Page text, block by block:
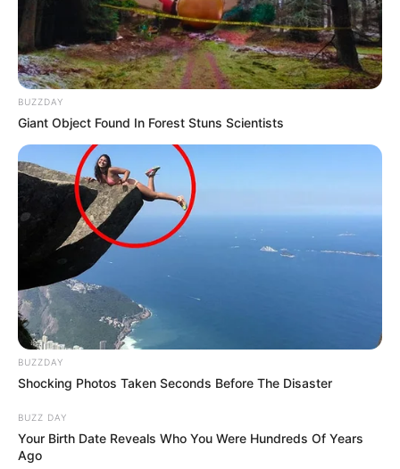
BUZZDAY
Giant Object Found In Forest Stuns Scientists
BUZZDAY
Shocking Photos Taken Seconds Before The Disaster
BUZZ DAY
Your Birth Date Reveals Who You Were Hundreds Of Years
Ago